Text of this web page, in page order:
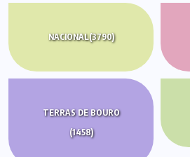
NACIONAL(3790)
TERRAS DE BOURO
(1458)